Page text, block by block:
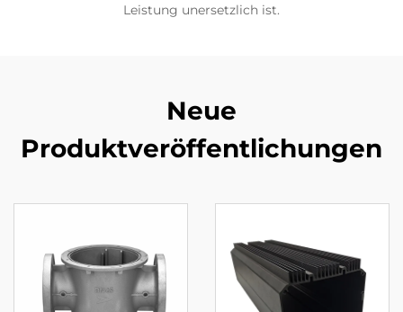
Leistung unersetzlich ist.
Neue
Produktveröffentlichungen